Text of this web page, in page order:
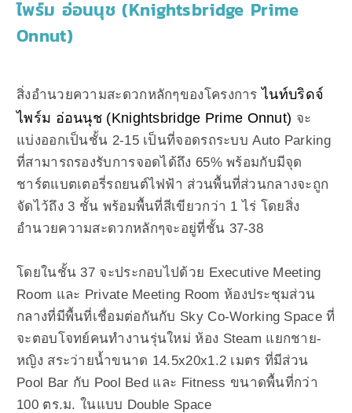
ไพร์ม อ่อนนุช (Knightsbridge Prime
Onnut)
สิ่งอำนวยความสะดวกหลักๆของโครงการ ไนท์บริดจ์
ไพร์ม อ่อนนุช (Knightsbridge Prime Onnut) จะ
แบ่งออกเป็นชั้น 2-15 เป็นที่จอดรถระบบ Auto Parking
ที่สามารถรองรับการจอดได้ถึง 65% พร้อมกับมีจุด
ชาร์ตแบตเตอรี่รถยนต์ไฟฟ้า ส่วนพื้นที่ส่วนกลางจะถูก
จัดไว้ถึง 3 ชั้น พร้อมพื้นที่สีเขียวกว่า 1 ไร่ โดยสิ่ง
อำนวยความสะดวกหลักๆจะอยู่ที่ชั้น 37-38
โดยในชั้น 37 จะประกอบไปด้วย Executive Meeting
Room และ Private Meeting Room ห้องประชุมส่วน
กลางที่มีพื้นที่เชื่อมต่อกันกับ Sky Co-Working Space ที่
จะตอบโจทย์คนทำงานรุ่นใหม่ ห้อง Steam แยกชาย-
หญิง สระว่ายน้ำขนาด 14.5x20x1.2 เมตร ที่มีส่วน
Pool Bar กับ Pool Bed และ Fitness ขนาดพื้นที่กว่า
100 ตร.ม. ในแบบ Double Space